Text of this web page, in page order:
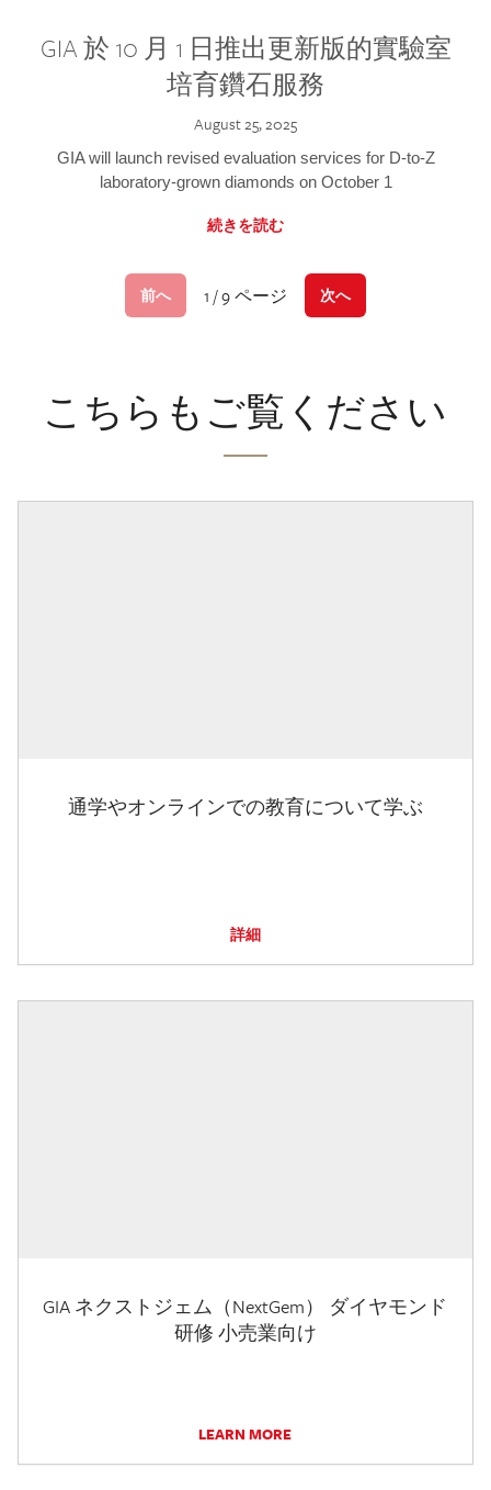
GIA 於 10 月 1 日推出更新版的實驗室
培育鑽石服務
August 25, 2025
GIA will launch revised evaluation services for D-to-Z
laboratory-grown diamonds on October 1
続きを読む
前へ 1 / 9 ページ 次へ
こちらもご覧ください
通学やオンラインでの教育について学ぶ
詳細
GIA ネクストジェム（NextGem） ダイヤモンド
研修 小売業向け
LEARN MORE